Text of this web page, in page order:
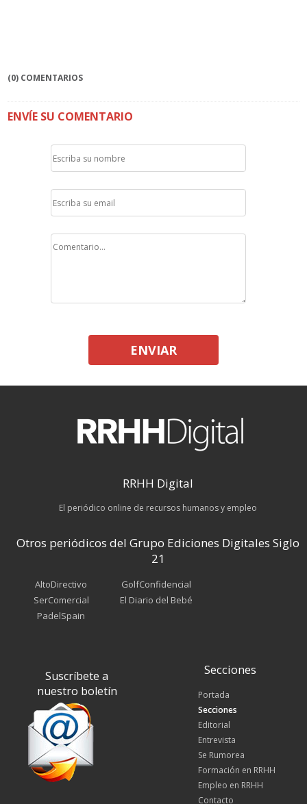
(0) COMENTARIOS
ENVÍE SU COMENTARIO
ENVIAR
RRHH Digital
El periódico online de recursos humanos y empleo
Otros periódicos del Grupo Ediciones Digitales Siglo
21
AltoDirectivo
SerComercial
PadelSpain
GolfConfidencial
El Diario del Bebé
Suscríbete a
nuestro boletín
Secciones
Portada
Secciones
Editorial
Entrevista
Se Rumorea
Formación en RRHH
Empleo en RRHH
Contacto